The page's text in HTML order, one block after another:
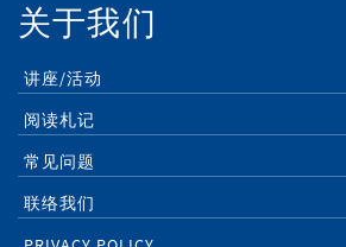
关于我们
讲座/活动
阅读札记
常见问题
联络我们